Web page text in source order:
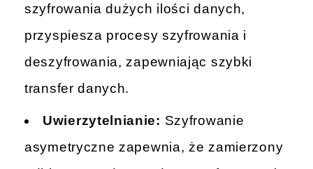
szyfrowania dużych ilości danych,
przyspiesza procesy szyfrowania i
deszyfrowania, zapewniając szybki
transfer danych.
Uwierzytelnianie: Szyfrowanie
asymetryczne zapewnia, że zamierzony